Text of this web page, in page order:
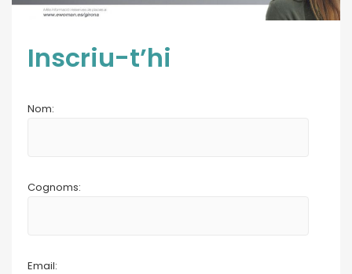
Inscriu-t’hi
Nom:
Cognoms:
Email: